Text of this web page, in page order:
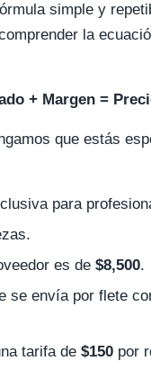
simple y
la
+ Margen =
que estás
para
es de $8,500.
se envía por flete
tarifa de $150 por